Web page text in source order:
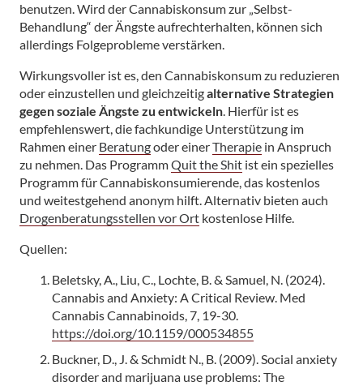
benutzen. Wird der Cannabiskonsum zur „Selbst-
Behandlung“ der Ängste aufrechterhalten, können sich
allerdings Folgeprobleme verstärken.
Wirkungsvoller ist es, den Cannabiskonsum zu reduzieren
oder einzustellen und gleichzeitigalternative Strategien
gegen soziale Ängste zu entwickeln. Hierfür ist es
empfehlenswert, die fachkundige Unterstützung im
Rahmen einer Beratungoder einerTherapie in Anspruch
zu nehmen. Das ProgrammQuit the Shit ist ein spezielles
Programm für Cannabiskonsumierende, das kostenlos
und weitestgehend anonym hilft. Alternativ bieten auch
Drogenberatungsstellen vor Ort kostenlose Hilfe.
Quellen:
Beletsky, A., Liu, C., Lochte, B. & Samuel, N. (2024).
Cannabis and Anxiety: A Critical Review. Med
Cannabis Cannabinoids, 7, 19-30.
https://doi.org/10.1159/000534855
Buckner, D., J. & Schmidt N., B. (2009). Social anxiety
disorder and marijuana use problems: The